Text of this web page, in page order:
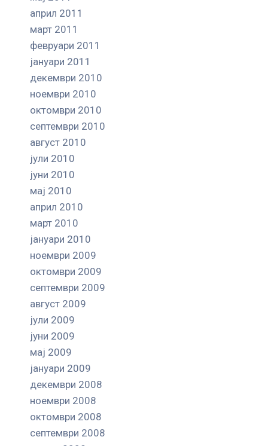
април 2011
март 2011
февруари 2011
јануари 2011
декември 2010
ноември 2010
октомври 2010
септември 2010
август 2010
јули 2010
јуни 2010
мај 2010
април 2010
март 2010
јануари 2010
ноември 2009
октомври 2009
септември 2009
август 2009
јули 2009
јуни 2009
мај 2009
јануари 2009
декември 2008
ноември 2008
октомври 2008
септември 2008